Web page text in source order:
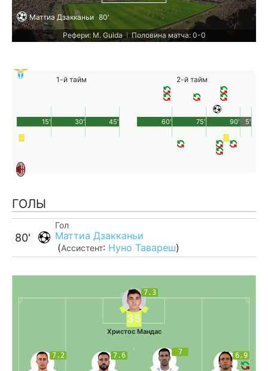
Маттиа Дзакканьи 80'
Рефери: M. Guida
| Половина матча: 0-0
1-й тайм
45'
15' 30'
2-й тайм
90'
60' 75' 5'
ГОЛЫ
Гол
Маттиа Дзакканьи
(Ассистент: Нуно Тавареш)
80'
7.3
35
Христос Мандас
6.9
7
7.6
7.2